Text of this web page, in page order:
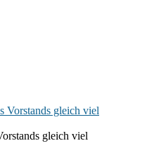
gleich viel